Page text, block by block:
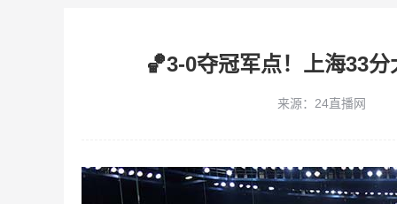
🏀3-0夺冠军点！上海33
来源：24直播网